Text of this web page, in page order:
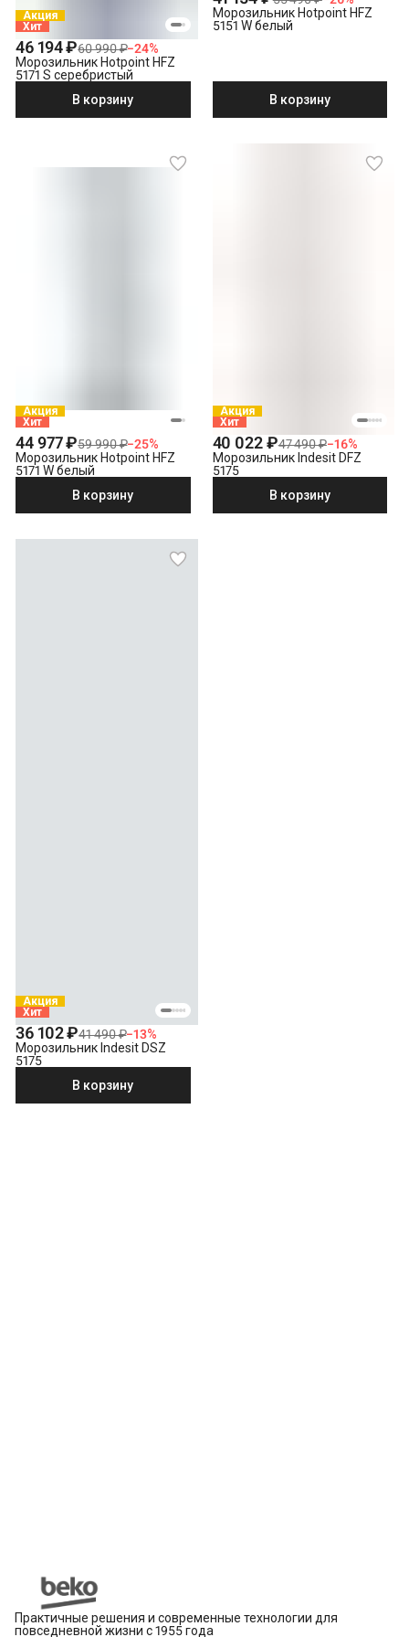
Акция
Хит
46 194 ₽60 990 ₽−24%
Морозильник Hotpoint HFZ
5171 S серебристый
В корзину
Морозильник Hotpoint HFZ
5151 W белый
В корзину
Акция
Хит
44 977 ₽59 990 ₽−25%
Морозильник Hotpoint HFZ
5171 W белый
В корзину
Акция
Хит
40 022 ₽47 490 ₽−16%
Морозильник Indesit DFZ
5175
В корзину
Акция
Хит
36 102 ₽41 490 ₽−13%
Морозильник Indesit DSZ
5175
В корзину
Практичные решения и современные технологии для
повседневной жизни с 1955 года